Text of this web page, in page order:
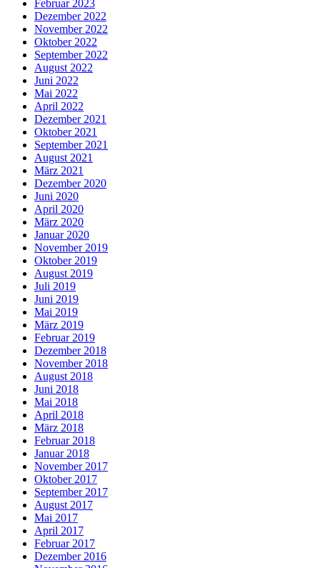
Februar 2023
Dezember 2022
November 2022
Oktober 2022
September 2022
August 2022
Juni 2022
Mai 2022
April 2022
Dezember 2021
Oktober 2021
September 2021
August 2021
März 2021
Dezember 2020
Juni 2020
April 2020
März 2020
Januar 2020
November 2019
Oktober 2019
August 2019
Juli 2019
Juni 2019
Mai 2019
März 2019
Februar 2019
Dezember 2018
November 2018
August 2018
Juni 2018
Mai 2018
April 2018
März 2018
Februar 2018
Januar 2018
November 2017
Oktober 2017
September 2017
August 2017
Mai 2017
April 2017
Februar 2017
Dezember 2016